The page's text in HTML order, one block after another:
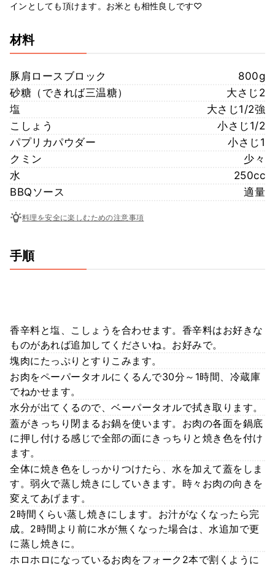
インとしても頂けます。お米とも相性良しです♡
材料
豚肩ロースブロック
800g
砂糖（できれば三温糖）
大さじ2
塩
大さじ1/2強
こしょう
小さじ1/2
パプリカパウダー
小さじ1
クミン
少々
水
250cc
BBQソース
適量
料理を安全に楽しむための注意事項
手順
香辛料と塩、こしょうを合わせます。香辛料はお好きな
ものがあれば追加してくださいね。お好みで。
塊肉にたっぷりとすりこみます。
お肉をペーパータオルにくるんで30分～1時間、冷蔵庫
でねかせます。
水分が出てくるので、ベーパータオルで拭き取ります。
蓋がきっちり閉まるお鍋を使います。お肉の各面を鍋底
に押し付ける感じで全部の面にきっちりと焼き色を付け
ます。
全体に焼き色をしっかりつけたら、水を加えて蓋をしま
す。弱火で蒸し焼きにしていきます。時々お肉の向きを
変えてあげます。
2時間くらい蒸し焼きにします。お汁がなくなったら完
成。2時間より前に水が無くなった場合は、水追加で更
に蒸し焼きに。
ホロホロになっているお肉をフォーク2本で割くように